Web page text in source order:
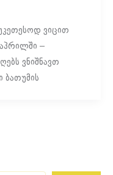
ვიცით
–
ვნიშნავთ
ბათუმის